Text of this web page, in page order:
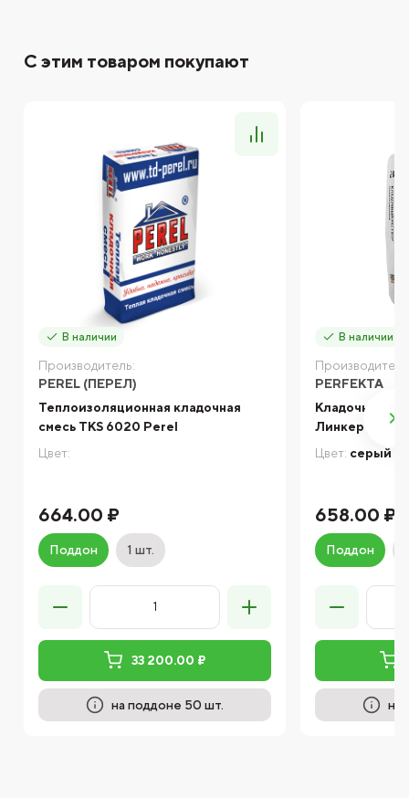
С этим товаром покупают
В наличии
Производитель:
PEREL (ПЕРЕЛ)
Теплоизоляционная кладочная
смесь TKS 6020 Perel
Цвет:
664.00 ₽
Поддон 1 шт.
33 200.00 ₽
на поддоне 50 шт.
В наличии
PERFEKTA
Кладочный
Линкер
Цвет: серый
658.00 ₽
Поддон
на